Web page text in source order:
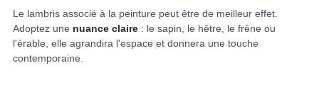
Le lambris associé à la peinture peut être de meilleur effet.
Adoptez une nuance claire : le sapin, le hêtre, le frêne ou
l'érable, elle agrandira l'espace et donnera une touche
contemporaine.